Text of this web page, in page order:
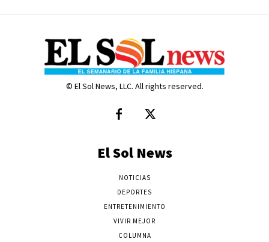
© El Sol News, LLC. All rights reserved.
El Sol News
NOTICIAS
DEPORTES
ENTRETENIMIENTO
VIVIR MEJOR
COLUMNA